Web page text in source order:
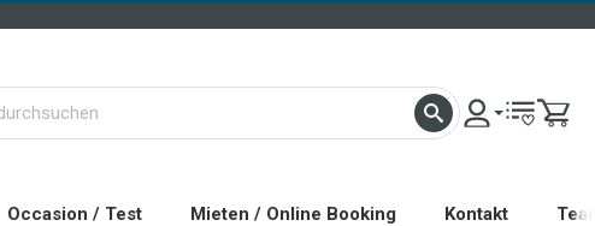
Occasion / Test Mieten / Online Booking Kontakt